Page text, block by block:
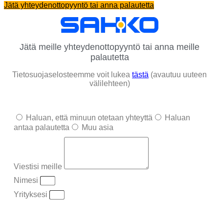
Jätä yhteydenottopyyntö tai anna palautetta
Jätä meille yhteydenottopyyntö tai anna meille
palautetta
Tietosuojaselosteemme voit lukea tästä (avautuu uuteen
välilehteen)
Haluan, että minuun otetaan yhteyttä
Haluan
antaa palautetta
Muu asia
Viestisi meille
Nimesi
Yrityksesi